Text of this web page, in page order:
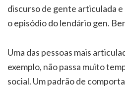
discurso de gente articulada
o episódio do lendário gen.
Uma das pessoas mais
exemplo, não passa muito
social. Um padrão de